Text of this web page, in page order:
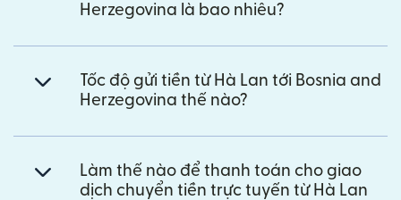
Herzegovina là bao nhiêu?
Tốc độ gửi tiền từ Hà Lan tới Bosnia and
Herzegovina thế nào?
Làm thế nào để thanh toán cho giao
dịch chuyển tiền trực tuyến từ Hà Lan